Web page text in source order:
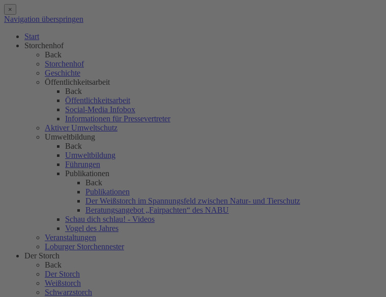
×
Navigation überspringen
Start
Storchenhof
Back
Storchenhof
Geschichte
Öffentlichkeitsarbeit
Back
Öffentlichkeitsarbeit
Social-Media Infobox
Informationen für Pressevertreter
Aktiver Umweltschutz
Umweltbildung
Back
Umweltbildung
Führungen
Publikationen
Back
Publikationen
Der Weißstorch im Spannungsfeld zwischen Natur- und Tierschutz
Beratungsangebot „Fairpachten“ des NABU
Schau dich schlau! - Videos
Vogel des Jahres
Veranstaltungen
Loburger Storchennester
Der Storch
Back
Der Storch
Weißstorch
Schwarzstorch